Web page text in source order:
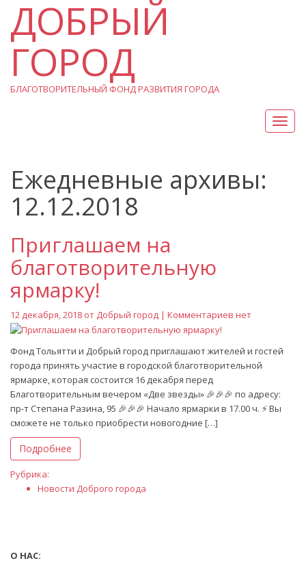
ДОБРЫЙ
ГОРОД
БЛАГОТВОРИТЕЛЬНЫЙ ФОНД РАЗВИТИЯ ГОРОДА
Вкл/
Выкл
Ежедневные архивы:
12.12.2018
Приглашаем на
благотворительную
ярмарку!
12 декабря, 2018 от Добрый город | Комментариев нет
Фонд Тольятти и Добрый город приглашают жителей и гостей
города принять участие в городской благотворительной
ярмарке, которая состоится 16 декабря перед
Благотворительным вечером «Две звезды» 🎉🎉🎉 по адресу:
пр-т Степана Разина, 95 🎉🎉🎉 Начало ярмарки в 17.00 ч. ⚡ Вы
сможете не только приобрести новогодние […]
Подробнее
Рубрика:
Новости Доброго города
О НАС: